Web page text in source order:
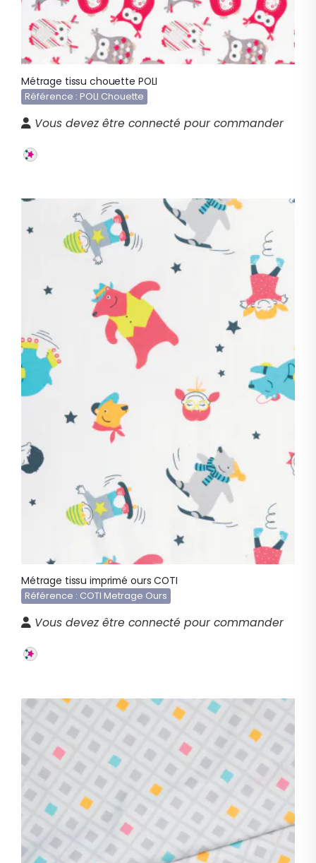
Métrage tissu chouette POLI
Référence : POLI Chouette
Vous devez être connecté pour commander
Métrage tissu imprimé ours COTI
Référence : COTI Metrage Ours
Vous devez être connecté pour commander